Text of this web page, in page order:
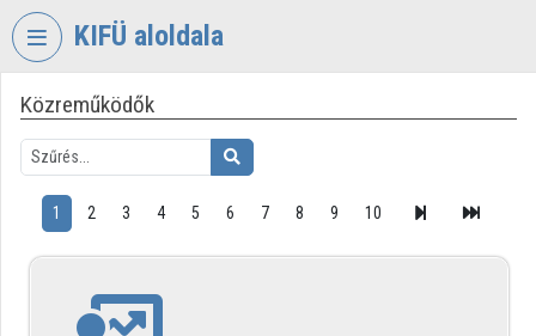
Fejléc kihagyása
KIFÜ aloldala
VIDEOTORIUM
KORMÁNYZATI
INFORMATIKAI
FEJLESZTÉSI
ÜGYNÖKSÉG
Intézményi kezdőlap
Közreműködők
1 2 3 4 5 6 7 8 9 10